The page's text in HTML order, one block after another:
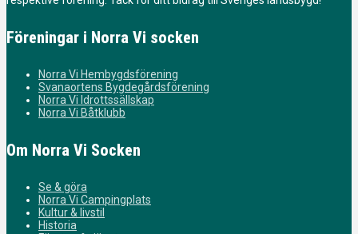
Föreningar i Norra Vi socken
Norra Vi Hembygdsförening
Svanaortens Bygdegårdsförening
Norra Vi Idrottssällskap
Norra Vi Båtklubb
Om Norra Vi Socken
Se & göra
Norra Vi Campingplats
Kultur & livstil
Historia